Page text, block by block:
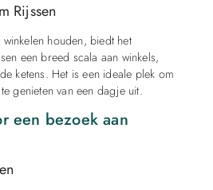
Rijssen
houden, biedt het
een breed scala aan winkels,
ketens. Het is een ideale plek om
genieten van een dagje uit.
een bezoek aan